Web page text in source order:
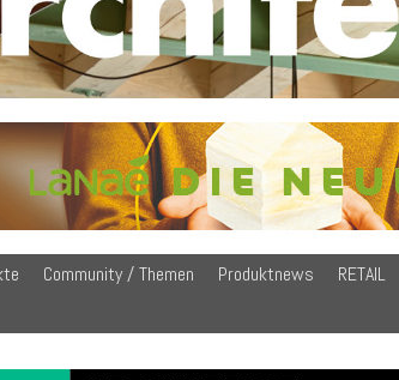
Community / Themen Produktnews RETAIL